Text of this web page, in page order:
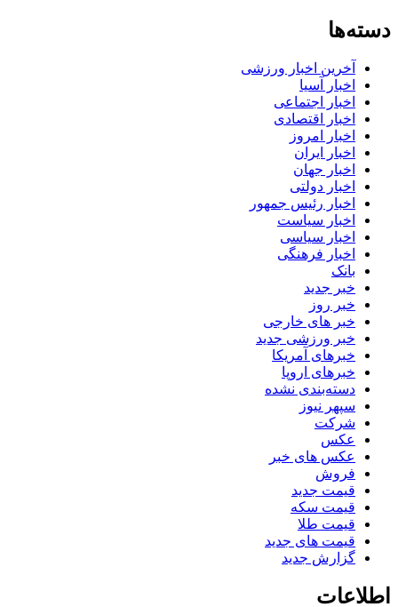
دسته‌ها
آخرین اخبار ورزشی
اخبار آسیا
اخبار اجتماعی
اخبار اقتصادی
اخبار امروز
اخبار ایران
اخبار جهان
اخبار دولتی
اخبار رئیس جمهور
اخبار سیاست
اخبار سیاسی
اخبار فرهنگی
بانک
خبر جدید
خبر روز
خبر های خارجی
خبر ورزشی جدید
خبرهای آمریکا
خبرهای اروپا
دسته‌بندی نشده
سپهر نیوز
شرکت
عکس
عکس های خبر
فروش
قیمت جدید
قیمت سکه
قیمت طلا
قیمت های جدید
گزارش جدید
اطلاعات